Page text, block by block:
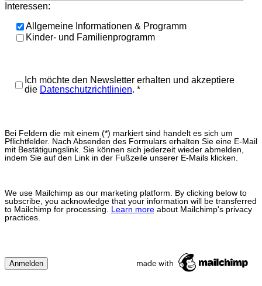
Interessen:
Allgemeine Informationen & Programm
Kinder- und Familienprogramm
Ich möchte den Newsletter erhalten und akzeptiere
die Datenschutzrichtlinien. *
Bei Feldern die mit einem (*) markiert sind handelt es sich um
Pflichtfelder. Nach Absenden des Formulars erhalten Sie eine E-Mail
mit Bestätigungslink. Sie können sich jederzeit wieder abmelden,
indem Sie auf den Link in der Fußzeile unserer E-Mails klicken.
We use Mailchimp as our marketing platform. By clicking below to
subscribe, you acknowledge that your information will be transferred
to Mailchimp for processing. Learn more about Mailchimp's privacy
practices.